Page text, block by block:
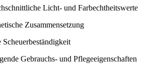
Licht- und Farbechtheitswerte
Zusammensetzung
Scheuerbeständigkeit
Gebrauchs- und Pflegeeigenschaften